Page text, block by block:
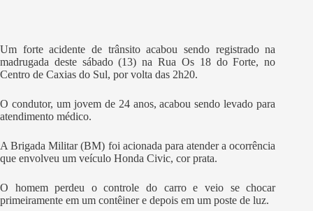
Um forte acidente de trânsito acabou sendo registrado na
madrugada deste sábado (13) na Rua Os 18 do Forte, no
Centro de Caxias do Sul, por volta das 2h20.
O condutor, um jovem de 24 anos, acabou sendo levado para
atendimento médico.
A Brigada Militar (BM) foi acionada para atender a ocorrência
que envolveu um veículo Honda Civic, cor prata.
O homem perdeu o controle do carro e veio se chocar
primeiramente em um contêiner e depois em um poste de luz.